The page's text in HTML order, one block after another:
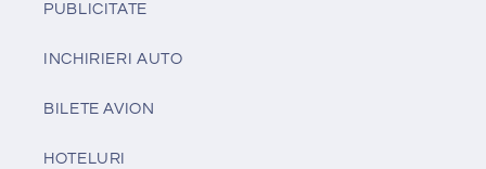
PUBLICITATE
INCHIRIERI AUTO
BILETE AVION
HOTELURI